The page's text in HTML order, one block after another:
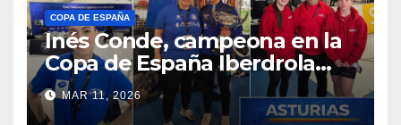
COPA DE ESPAÑA
Inés Conde, campeona en la
Copa de España Iberdrola
sub-15
MAR 11, 2026